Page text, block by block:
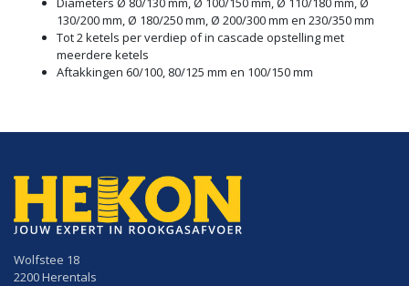
130/200 mm, Ø 180/250 mm, Ø 200/300 mm en 230/350 mm
Tot 2 ketels per verdiep of in cascade opstelling met
meerdere ketels
Aftakkingen 60/100, 80/125 mm en 100/150 mm
Wolfstee 18
2200 Herentals